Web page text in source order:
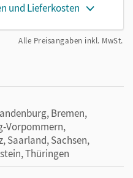
und Lieferkosten
Alle Preisangaben inkl. MwSt.
Bremen,
Vorpommern,
Saarland, Sachsen,
Thüringen